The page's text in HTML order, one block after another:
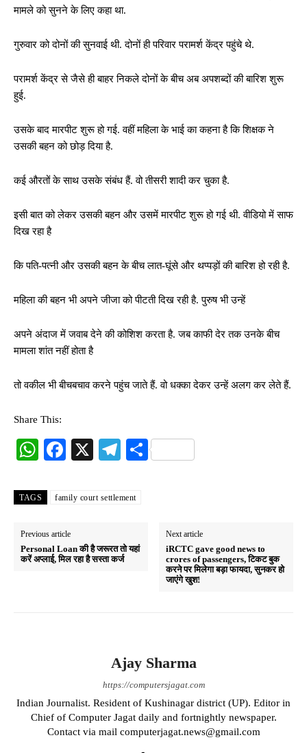
मामले को सुनने के लिए कहा था.
गुरुवार को दोनों की सुनवाई थी. दोनों ही परिवार परामर्श केंद्र पहुंचे थे.
परामर्श केंद्र से जैसे ही बाहर निकले दोनों के बीच अब अपशब्दों की बारिश शुरू
हुई.
उसके बाद मारपीट शुरू हो गई. वहीं महिला के भाई का कहना है कि शिक्षक ने
उसकी बहन को छोड़ दिया है.
कई औरतों के साथ उसके संबंध हैं. वो तीसरी शादी कर चुका है.
इसी बात को लेकर उसकी बहन और उसमें मारपीट शुरू हो गई थी. वीडियो में साफ
दिख रहा है
कि पति-पत्नी और उसकी बहन के बीच लात-घूंसे और थप्पड़ों की बारिश हो रही है.
महिला की बहन भी अपने जीजा को पीटती दिख रही है. पुरुष भी उन्हें
अपने अंदाज में जवाब देने की कोशिश करता है. जब काफी देर तक उनके बीच
मामला शांत नहीं होता है
तो वकील भी बीचबचाव करने पहुंच जाते हैं. वो धक्का देकर उन्हें अलग कर लेते हैं.
Share This:
W
ts
pp
Fa
bo
X
Te
gr
m
S
TAGS family court settlement
Previous article
Personal Loan की है जरूरत तो यहां
करें अप्लाई, मिल रहा है सस्ता कर्ज
Next article
iRCTC gave good news to
crores of passengers, टिकट बुक
करने पर मिलेगा बड़ा फायदा, सुनकर हो
जाएंगे खुश!
Ajay Sharma
https://computersjagat.com
Indian Journalist. Resident of Kushinagar district (UP). Editor in
Chief of Computer Jagat daily and fortnightly newspaper.
Contact via mail computerjagat.news@gmail.com